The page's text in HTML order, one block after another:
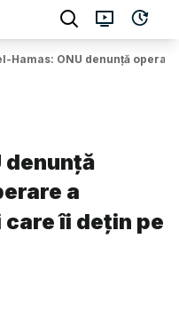
Hamas: ONU denunţă
denunţă
a
îi deţin pe